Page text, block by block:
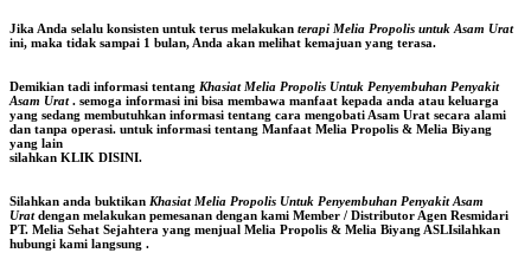
Jika Anda selalu konsisten untuk terus melakukan terapi Melia Propolis untuk Asam Urat
ini, maka tidak sampai 1 bulan, Anda akan melihat kemajuan yang terasa.
Demikian tadi informasi tentang Khasiat Melia Propolis Untuk Penyembuhan Penyakit
Asam Urat. semoga informasi ini bisa membawa manfaat kepada anda atau keluarga
yang sedang membutuhkan informasi tentang cara mengobati Asam Urat secara alami
dan tanpa operasi. untuk informasi tentang Manfaat Melia Propolis & Melia Biyang
yang lain
silahkan KLIK DISINI.
Silahkan anda buktikan Khasiat Melia Propolis Untuk Penyembuhan Penyakit Asam
Uratdengan melakukan pemesanan dengan kami Member / Distributor Agen Resmidari
PT. Melia Sehat Sejahtera yang menjual Melia Propolis & Melia Biyang ASLIsilahkan
hubungi kami langsung .